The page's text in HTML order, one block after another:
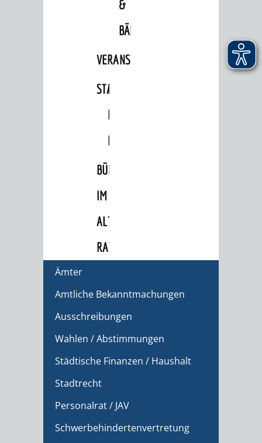
&
BÄDER
VERANSTALTUNGSRÄUME
STADTHALLE
ROLF-
ENGELBRECHT-
HAUS
BÜRGERSAAL
IM
ALTEN
RATHAUS
Bürgerinformationssystem
Gemeinderat
Ortschaftsräte
Ausschüsse und Beiräte
Abgeordnete
Stadtrecht
Bürgermeister / Dezernate
Ämter
Amtliche Bekanntmachungen
Ausschreibungen
Wahlen / Abstimmungen
Städtische Finanzen / Haushalt
Stadtrecht
Personalrat / JAV
Schwerbehindertenvertretung